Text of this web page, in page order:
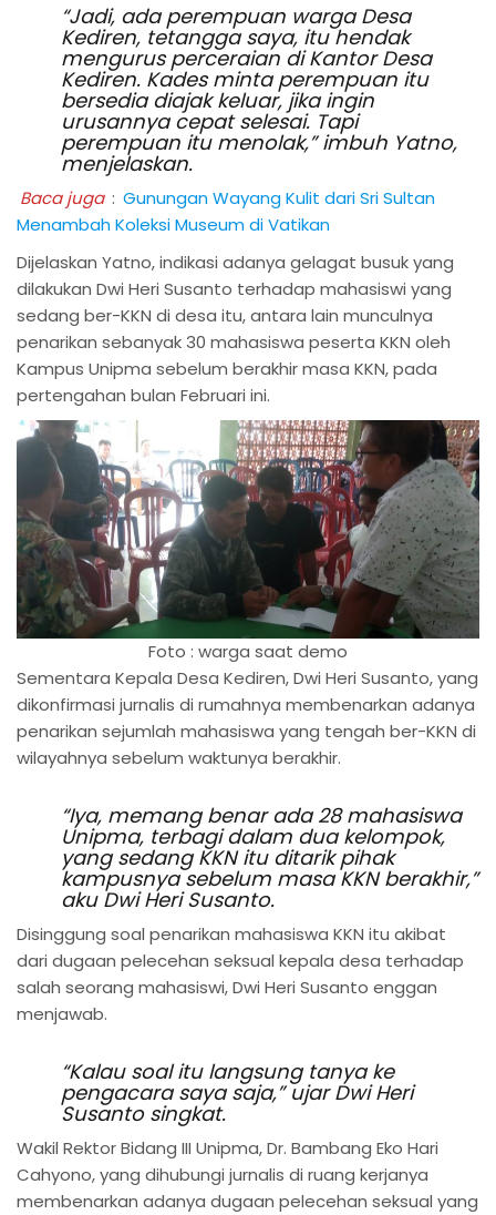
“Jadi, ada perempuan warga Desa
Kediren, tetangga saya, itu hendak
mengurus perceraian di Kantor Desa
Kediren. Kades minta perempuan itu
bersedia diajak keluar, jika ingin
urusannya cepat selesai. Tapi
perempuan itu menolak,” imbuh Yatno,
menjelaskan.
Baca juga : Gunungan Wayang Kulit dari Sri Sultan
Menambah Koleksi Museum di Vatikan
Dijelaskan Yatno, indikasi adanya gelagat busuk yang
dilakukan Dwi Heri Susanto terhadap mahasiswi yang
sedang ber-KKN di desa itu, antara lain munculnya
penarikan sebanyak 30 mahasiswa peserta KKN oleh
Kampus Unipma sebelum berakhir masa KKN, pada
pertengahan bulan Februari ini.
Foto : warga saat demo
Sementara Kepala Desa Kediren, Dwi Heri Susanto, yang
dikonfirmasi jurnalis di rumahnya membenarkan adanya
penarikan sejumlah mahasiswa yang tengah ber-KKN di
wilayahnya sebelum waktunya berakhir.
“Iya, memang benar ada 28 mahasiswa
Unipma, terbagi dalam dua kelompok,
yang sedang KKN itu ditarik pihak
kampusnya sebelum masa KKN berakhir,”
aku Dwi Heri Susanto.
Disinggung soal penarikan mahasiswa KKN itu akibat
dari dugaan pelecehan seksual kepala desa terhadap
salah seorang mahasiswi, Dwi Heri Susanto enggan
menjawab.
“Kalau soal itu langsung tanya ke
pengacara saya saja,” ujar Dwi Heri
Susanto singkat.
Wakil Rektor Bidang III Unipma, Dr. Bambang Eko Hari
Cahyono, yang dihubungi jurnalis di ruang kerjanya
membenarkan adanya dugaan pelecehan seksual yang